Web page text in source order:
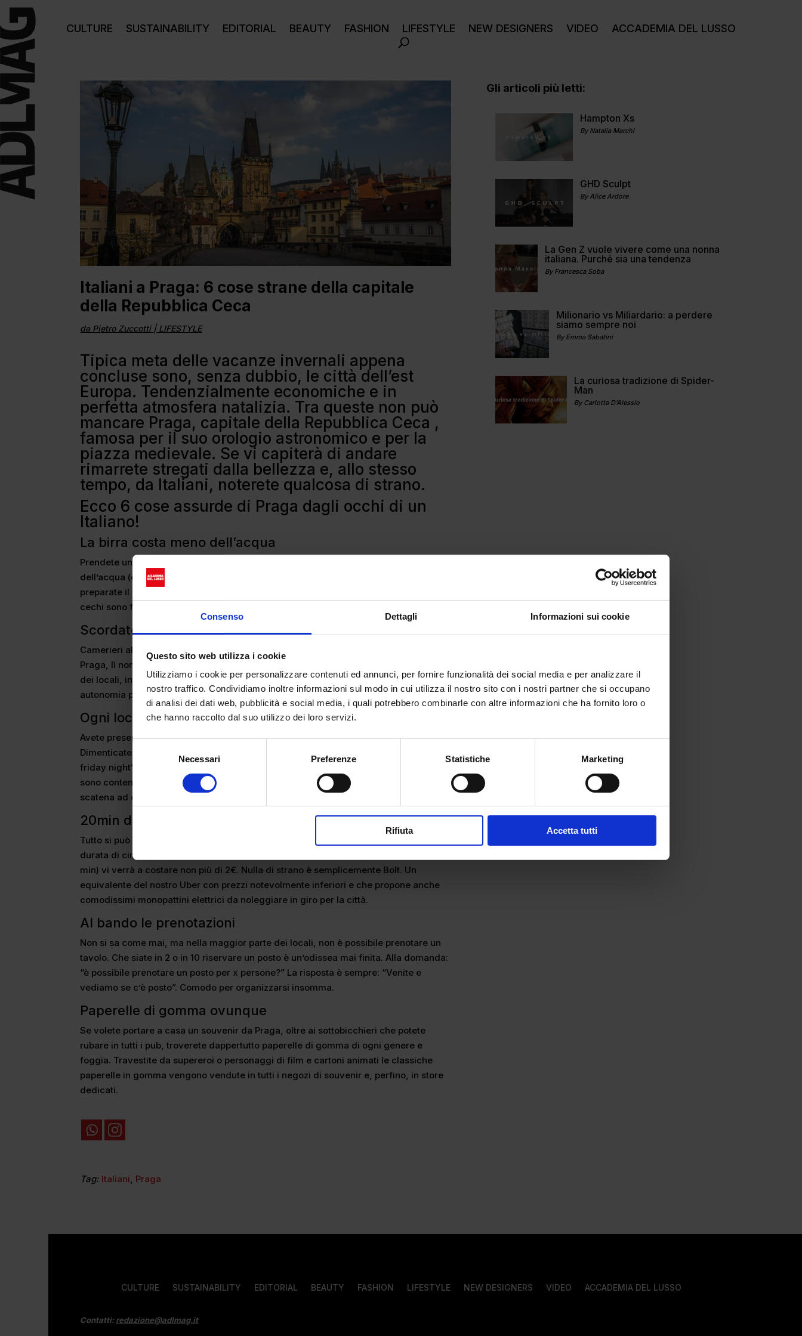
Consenso Dettagli Informazioni sui cookie
Questo sito web utilizza i cookie
Utilizziamo i cookie per personalizzare contenuti ed annunci, per fornire funzionalità dei social media e per analizzare il
nostro traffico. Condividiamo inoltre informazioni sul modo in cui utilizza il nostro sito con i nostri partner che si occupano
di analisi dei dati web, pubblicità e social media, i quali potrebbero combinarle con altre informazioni che ha fornito loro o
che hanno raccolto dal suo utilizzo dei loro servizi.
Necessari Preferenze Statistiche Marketing
Rifiuta Accetta tutti
CULTURE SUSTAINABILITY EDITORIAL BEAUTY FASHION LIFESTYLE NEW DESIGNERS VIDEO ACCADEMIA DEL LUSSO
Italiani a Praga: 6 cose strane della capitale
della Repubblica Ceca
da Pietro Zuccotti| LIFESTYLE
Tipica meta delle vacanze invernali appena
concluse sono, senza dubbio, le città dell’est
Europa. Tendenzialmente economiche e in
perfetta atmosfera natalizia. Tra queste non può
mancare Praga, capitale della Repubblica Ceca ,
famosa per il suo orologio astronomico e per la
piazza medievale. Se vi capiterà di andare
rimarrete stregati dalla bellezza e, allo stesso
tempo, da Italiani, noterete qualcosa di strano.
Ecco 6 cose assurde di Praga dagli occhi di un
Italiano!
La birra costa meno dell’acqua
Prendete un litro di birra e in alcuni pub non spenderete più di 4€, ma se volete bere
dell’acqua (che poi che bisogno c’è di acqua quando la birra costa così poco)
preparate il portafogli perchè trovarla a meno di 5€ è pressochè impossibile. Forse i
cechi sono fatti del 90% di birra al posto che di acqua…chi può dirlo?
Scordatevi la mise en place
Camerieri all’ascolto, se avete paura di sbagliare la mise en place trasferitevi a
Praga, lì non c’è pericolo. Perchè? Molto semplice: non esiste. Nella maggior parte
dei locali, infatti, troverete al centro del tavolo posate e tovaglioli da prendere in
autonomia per mangiare.
Ogni locale è una discoteca
Avete presente la musica d’ambiente che sentite in sottofondo nei bar italiani?
Dimenticatela. Se dalle casse di un qualunque bar non suona a tutto volume “Last
friday night” di Katy Perry (o altre hit che vanno dal 2000 al 2015) i proprietari non
sono contenti. Quindi preparate le orecchie e scaldate i muscoli: a Praga ci si
scatena ad ogni ora del giorno!
20min di Taxi a 2€
Tutto si può dire meno che Praga sia costosa. Pensate che una corsa in Taxi della
durata di circa 20 min (perchè, un po’ come a Milano, anche Praga tutto dista 20
min) vi verrà a costare non più di 2€. Nulla di strano è semplicemente Bolt. Un
equivalente del nostro Uber con prezzi notevolmente inferiori e che propone anche
comodissimi monopattini elettrici da noleggiare in giro per la città.
Al bando le prenotazioni
Non si sa come mai, ma nella maggior parte dei locali, non è possibile prenotare un
tavolo. Che siate in 2 o in 10 riservare un posto è un’odissea mai finita. Alla domanda:
“è possibile prenotare un posto per x persone?” La risposta è sempre: “Venite e
vediamo se c’è posto”. Comodo per organizzarsi insomma.
Paperelle di gomma ovunque
Se volete portare a casa un souvenir da Praga, oltre ai sottobicchieri che potete
rubare in tutti i pub, troverete dappertutto paperelle di gomma di ogni genere e
foggia. Travestite da supereroi o personaggi di film e cartoni animati le classiche
paperelle in gomma vengono vendute in tutti i negozi di souvenir e, perfino, in store
dedicati.
Tag: Italiani, Praga
Gli articoli più letti:
Hampton Xs
By Natalia Marchi
GHD Sculpt
By Alice Ardore
La Gen Z vuole vivere come una nonna
italiana. Purché sia una tendenza
By Francesca Soba
Milionario vs Miliardario: a perdere
siamo sempre noi
By Emma Sabatini
La curiosa tradizione di Spider-
Man
By Carlotta D'Alessio
CULTURE SUSTAINABILITY EDITORIAL BEAUTY FASHION LIFESTYLE NEW DESIGNERS VIDEO ACCADEMIA DEL LUSSO
Contatti:redazione@adlmag.it